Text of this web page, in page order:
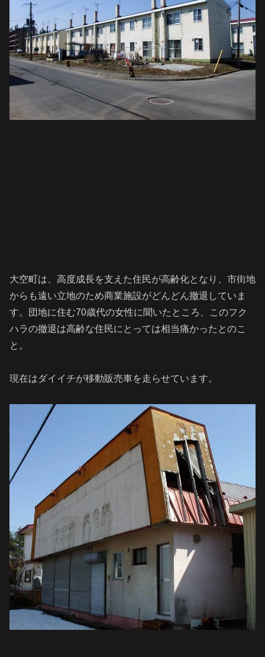
大空町は、高度成長を支えた住民が高齢化となり、市街地
からも遠い立地のため商業施設がどんどん撤退していま
す。団地に住む70歳代の女性に聞いたところ、このフク
ハラの撤退は高齢な住民にとっては相当痛かったとのこ
と。
現在はダイイチが移動販売車を走らせています。